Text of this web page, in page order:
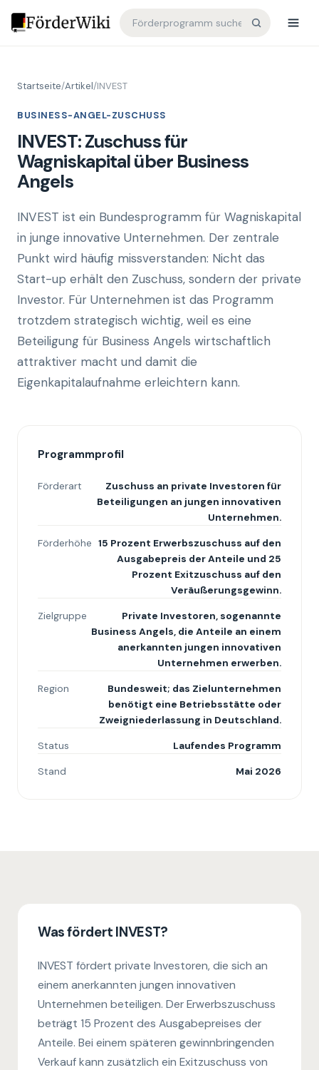
Startseite/Artikel/INVEST
BUSINESS-ANGEL-ZUSCHUSS
INVEST: Zuschuss für
Wagniskapital über Business
Angels
INVEST ist ein Bundesprogramm für Wagniskapital
in junge innovative Unternehmen. Der zentrale
Punkt wird häufig missverstanden: Nicht das
Start-up erhält den Zuschuss, sondern der private
Investor. Für Unternehmen ist das Programm
trotzdem strategisch wichtig, weil es eine
Beteiligung für Business Angels wirtschaftlich
attraktiver macht und damit die
Eigenkapitalaufnahme erleichtern kann.
Programmprofil
Förderart
Zuschuss an private Investoren für
Beteiligungen an jungen innovativen
Unternehmen.
Förderhöhe 15 Prozent Erwerbszuschuss auf den
Ausgabepreis der Anteile und 25
Prozent Exitzuschuss auf den
Veräußerungsgewinn.
Zielgruppe
Private Investoren, sogenannte
Business Angels, die Anteile an einem
anerkannten jungen innovativen
Unternehmen erwerben.
Region
Bundesweit; das Zielunternehmen
benötigt eine Betriebsstätte oder
Zweigniederlassung in Deutschland.
Status
Laufendes Programm
Stand
Mai 2026
Was fördert INVEST?
INVEST fördert private Investoren, die sich an
einem anerkannten jungen innovativen
Unternehmen beteiligen. Der Erwerbszuschuss
beträgt 15 Prozent des Ausgabepreises der
Anteile. Bei einem späteren gewinnbringenden
Verkauf kann zusätzlich ein Exitzuschuss von